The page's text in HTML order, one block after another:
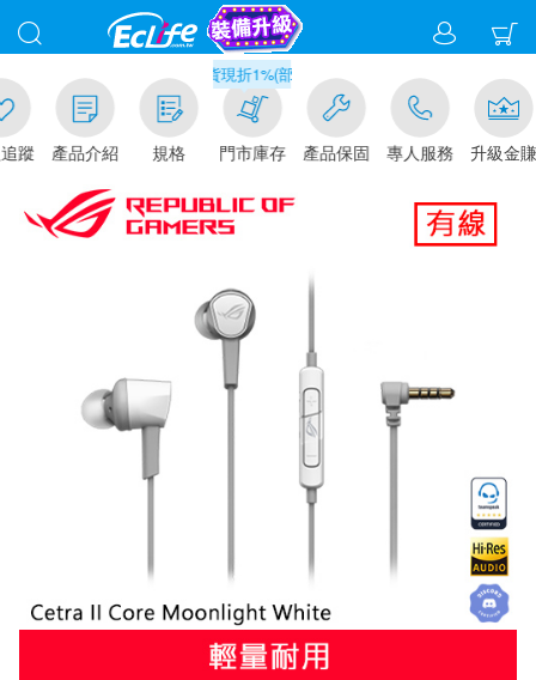
蹤 產品介紹 規格
滿千元門市取貨現折1%(部分商品不適用)-請點我看
門市庫存 產品保固 專人服務 升級金賺